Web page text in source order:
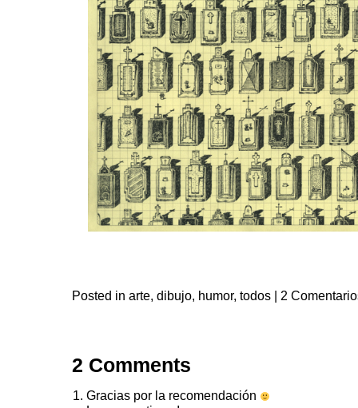
Posted in arte, dibujo, humor, todos | 2
2 Comments
Gracias por la recomendación